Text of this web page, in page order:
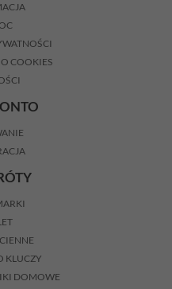
COOKIES
KLUCZY
DOMOWE